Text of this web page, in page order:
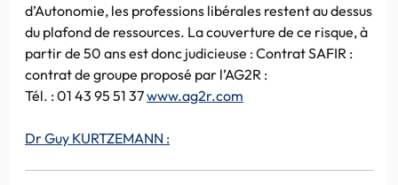
d’Autonomie, les professions libérales restent au dessus
du plafond de ressources. La couverture de ce risque, à
partir de 50 ans est donc judicieuse : Contrat SAFIR :
contrat de groupe proposé par l’AG2R :
Tél. : 01 43 95 51 37www.ag2r.com
Dr Guy KURTZEMANN :